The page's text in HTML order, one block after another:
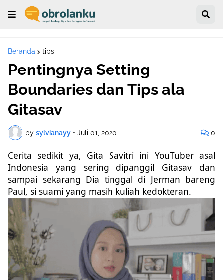
Beranda tips
Pentingnya Setting
Boundaries dan Tips ala
Gitasav
by sylvianayy • Juli 01, 2020 0
Cerita sedikit ya, Gita Savitri ini YouTuber asal
Indonesia yang sering dipanggil Gitasav dan
sampai sekarang Dia tinggal di Jerman bareng
Paul, si suami yang masih kuliah kedokteran.